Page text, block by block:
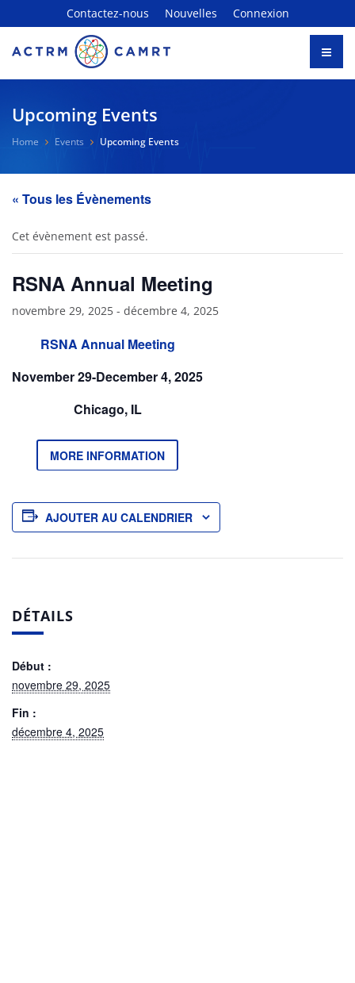
Contactez-nous Nouvelles Connexion
Upcoming Events
Home Events Upcoming Events
« Tous les Évènements
Cet évènement est passé.
RSNA Annual Meeting
novembre 29, 2025 - décembre 4, 2025
RSNA Annual Meeting
November 29-December 4, 2025
Chicago, IL
MORE INFORMATION
AJOUTER AU CALENDRIER
DÉTAILS
Début :
novembre 29, 2025
Fin :
décembre 4, 2025